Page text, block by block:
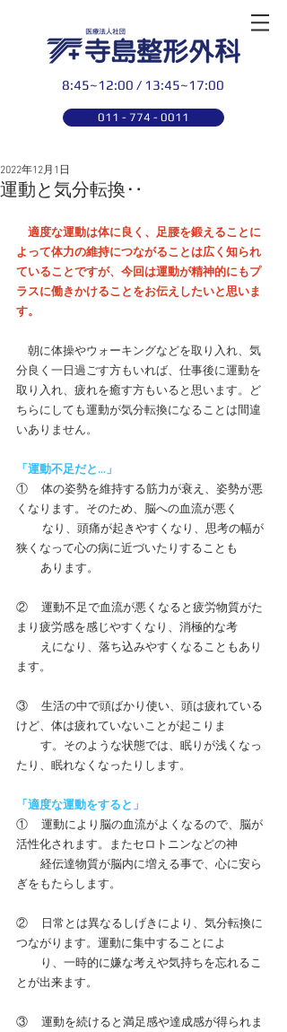
8:45~12:00 / 13:45~17:00
011 - 774 - 0011
運動と気分転換‥
2022年12月1日
適度な運動は体に良く、 足腰を鍛えることに
よって体力の維持につながることは広く知られ
ていることですが、今回は運動が精神的にもプ
ラスに働きかけることをお伝えしたいと思いま
す。
朝に体操やウォーキングなどを取り入れ、気
分良く一日過ごす方もいれば、仕事後に運動を
取り入れ、疲れを癒す方もいると思います。ど
ちらにしても運動が気分転換になることは間違
いありません。
「運動不足だと…」
①     体の姿勢を維持する筋力が衰え、姿勢が悪
くなります。そのため、脳への血流が悪く
なり、頭痛が起きやすくなり、思考の幅が
狭くなって心の病に近づいたりすることも
         あります。
②     運動不足で血流が悪くなると疲労物質がた
まり疲労感を感じやすくなり、消極的な考
ます。
③     生活の中で頭ばかり使い、頭は疲れている
けど、体は疲れていないことが起こりま
たり、眠れなくなったりします。
「適度な運動をすると」
①     運動により脳の血流がよくなるので、脳が
活性化されます。またセロトニンなどの神
ぎをもたらします。
②     日常とは異なるしげきにより、気分転換に
つながります。運動に集中することによ
とが出来ます。
③     運動を続けると満足感や達成感が得られま